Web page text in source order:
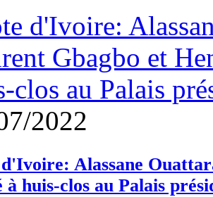
2022
Alassane
à huis-clos au Palais